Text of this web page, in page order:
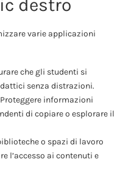
destro
varie applicazioni
che gli studenti si
senza distrazioni.
Proteggere informazioni
di copiare o esplorare il
o spazi di lavoro
l’accesso ai contenuti e